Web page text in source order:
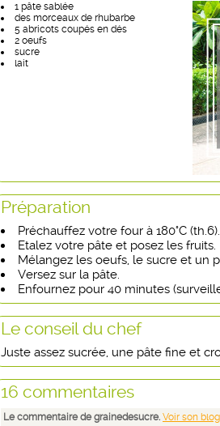
1 pâte sablée
des morceaux de rhubarbe
5 abricots coupés en dés
2 oeufs
sucre
lait
Préparation
Préchauffez votre four à 180°C (th.6).
Etalez votre pâte et posez les fruits.
Mélangez les oeufs, le sucre et un
Versez sur la pâte.
Enfournez pour 40 minutes
Le conseil du chef
Juste assez sucrée, une pâte fine et
16 commentaires
Le commentaire de grainedesucre. Voir son blog